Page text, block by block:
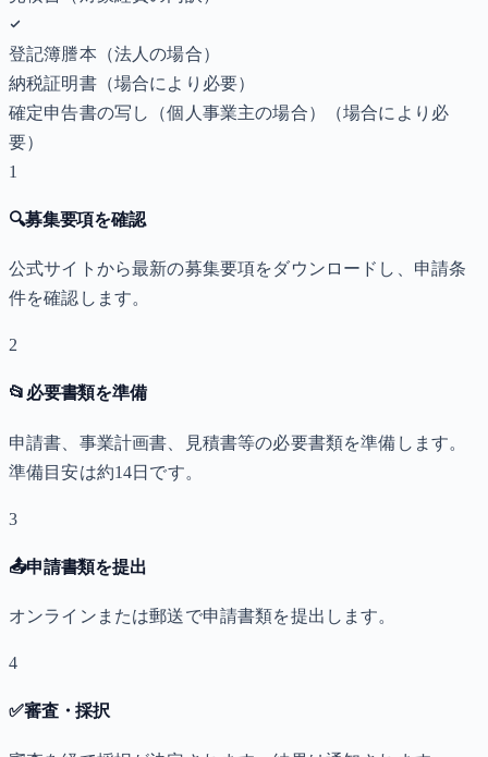
登記簿謄本（法人の場合）
納税証明書（場合により必要）
確定申告書の写し（個人事業主の場合）
（場合により必
要）
1
🔍募集要項を確認
公式サイトから最新の募集要項をダウンロードし、申請条
件を確認します。
2
📂 必要書類を準備
申請書、事業計画書、見積書等の必要書類を準備します。
準備目安は約14日です。
3
📤申請書類を提出
オンラインまたは郵送で申請書類を提出します。
4
✅審査・採択